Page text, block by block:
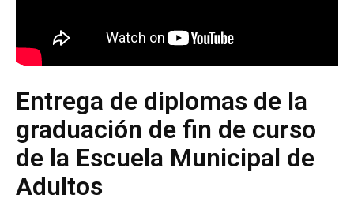
Entrega de diplomas de la
graduación de fin de curso
de la Escuela Municipal de
Adultos